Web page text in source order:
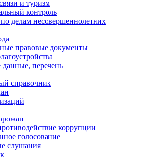
и туризм
контроль
делам несовершеннолетних
правовые документы
перечень
справочник
коррупции
голосование
слушания